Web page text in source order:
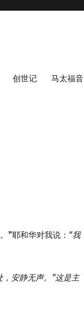
创世记 马太福音
”耶和华对我说： “我
安静无声。”这是主